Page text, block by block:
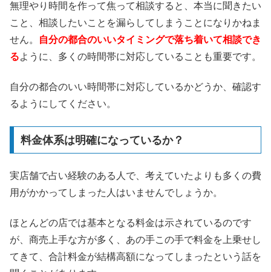
無理やり時間を作って焦って相談すると、本当に聞きたい
こと、相談したいことを漏らしてしまうことになりかねま
せん。
自分の都合のいいタイミングで落ち着いて相談でき
るように、多くの時間帯に対応していることも重要です。
自分の都合のいい時間帯に対応しているかどうか、確認す
るようにしてください。
料金体系は明確になっているか？
実店舗で占い経験のある人で、考えていたよりも多くの費
用がかかってしまった人はいませんでしょうか。
ほとんどの店では基本となる料金は示されているのです
が、商売上手な方が多く、あの手この手で料金を上乗せし
てきて、合計料金が結構高額になってしまったという話を